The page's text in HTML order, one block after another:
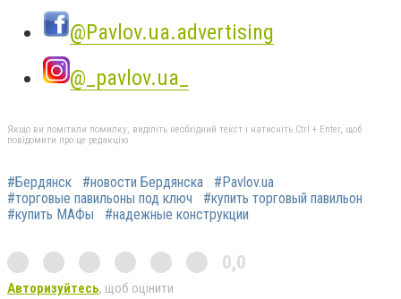
@Pavlov.ua.advertising
@_pavlov.ua_
Якщо ви помітили помилку, виділіть необхідний текст і натисніть Ctrl + Enter, щоб
повідомити про це редакцію
#Бердянск #новости Бердянска
#Pavlov.ua
#торговые павильоны под ключ
#купить торговый павильон
#купить МАФы
#надежные конструкции
0,0
Авторизуйтесь, щоб оцінити